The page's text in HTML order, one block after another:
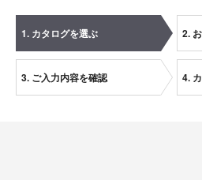
1. カタログを選ぶ 2.
3. ご入力内容を確認 4.